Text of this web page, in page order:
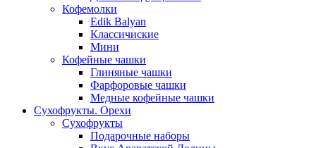
Кофемолки
Edik Balyan
Классичиские
Мини
Кофейные чашки
Глиняные чашки
Фарфоровые чашки
Медные кофейные чашки
Сухофрукты. Орехи
Сухофрукты
Подарочные наборы